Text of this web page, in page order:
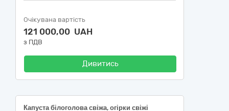
Очікувана вартість
121 000,00 UAH
з ПДВ
Дивитись
Капуста білоголова свіжа, огірки свіжі